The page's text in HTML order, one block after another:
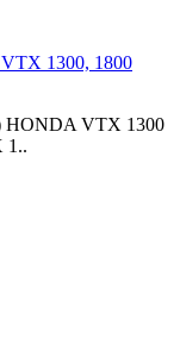
1300, 1800
HONDA VTX 1300
1..